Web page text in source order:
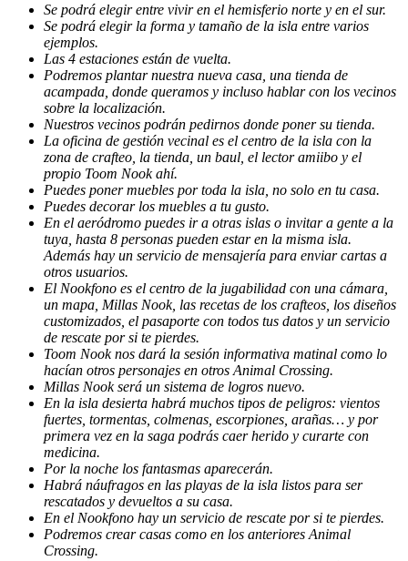
Se podrá elegir entre vivir en el hemisferio norte y en el sur.
Se podrá elegir la forma y tamaño de la isla entre varios
ejemplos.
Las 4 estaciones están de vuelta.
Podremos plantar nuestra nueva casa, una tienda de
acampada, donde queramos y incluso hablar con los vecinos
sobre la localización.
Nuestros vecinos podrán pedirnos donde poner su tienda.
La oficina de gestión vecinal es el centro de la isla con la
zona de crafteo, la tienda, un baul, el lector amiibo y el
propio Toom Nook ahí.
Puedes poner muebles por toda la isla, no solo en tu casa.
Puedes decorar los muebles a tu gusto.
En el aeródromo puedes ir a otras islas o invitar a gente a la
tuya, hasta 8 personas pueden estar en la misma isla.
Además hay un servicio de mensajería para enviar cartas a
otros usuarios.
El Nookfono es el centro de la jugabilidad con una cámara,
un mapa, Millas Nook, las recetas de los crafteos, los diseños
customizados, el pasaporte con todos tus datos y un servicio
de rescate por si te pierdes.
Toom Nook nos dará la sesión informativa matinal como lo
hacían otros personajes en otros Animal Crossing.
Millas Nook será un sistema de logros nuevo.
En la isla desierta habrá muchos tipos de peligros: vientos
fuertes, tormentas, colmenas, escorpiones, arañas… y por
primera vez en la saga podrás caer herido y curarte con
medicina.
Por la noche los fantasmas aparecerán.
Habrá náufragos en las playas de la isla listos para ser
rescatados y devueltos a su casa.
En el Nookfono hay un servicio de rescate por si te pierdes.
Podremos crear casas como en los anteriores Animal
Crossing.